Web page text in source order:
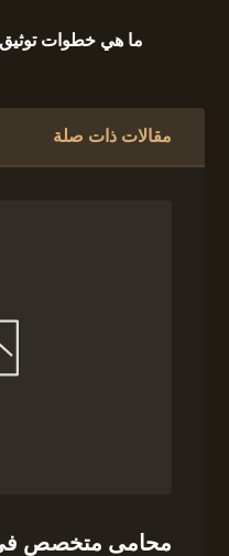
ما هي خطوات توثيق
مقالات ذات صلة
محامى متخصص فى